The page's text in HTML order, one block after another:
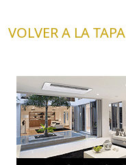
VOLVER A LA TAPA